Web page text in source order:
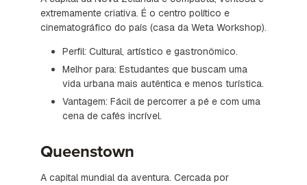
extremamente criativa. É o centro político e
cinematográfico do país (casa da Weta Workshop).
Perfil: Cultural, artístico e gastronômico.
Melhor para: Estudantes que buscam uma
vida urbana mais autêntica e menos turística.
Vantagem: Fácil de percorrer a pé e com uma
cena de cafés incrível.
Queenstown
A capital mundial da aventura. Cercada por